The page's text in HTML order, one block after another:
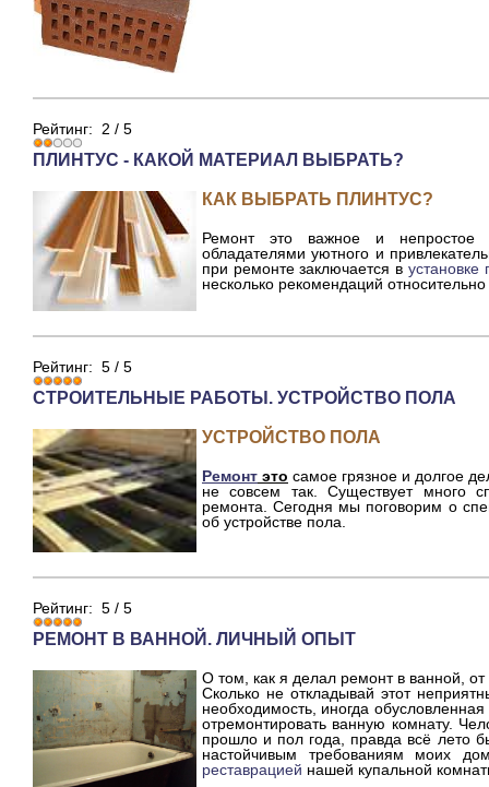
Рейтинг: 2 / 5
ПЛИНТУС - КАКОЙ МАТЕРИАЛ ВЫБРАТЬ?
КАК ВЫБРАТЬ ПЛИНТУС?
Ремонт это важное и непростое
обладателями уютного и
при ремонте заключается в установке
несколько рекомендаций
Рейтинг: 5 / 5
СТРОИТЕЛЬНЫЕ РАБОТЫ. УСТРОЙСТВО ПОЛА
УСТРОЙСТВО ПОЛА
Ремонт это самое грязное и долгое
не совсем так. Существует много
ремонта. Сегодня мы поговорим о
об устройстве пола.
Рейтинг: 5 / 5
РЕМОНТ В ВАННОЙ. ЛИЧНЫЙ ОПЫТ
О том, как я делал ремонт в ванной, от
Сколько не откладывай этот
необходимость, иногда
отремонтировать ванную комнату.
прошло и пол года, правда всё лето
настойчивым требованиям моих
реставрацией нашей купальной